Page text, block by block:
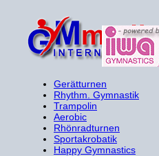
Gerätturnen
Rhythm. Gymnastik
Trampolin
Aerobic
Rhönradturnen
Sportakrobatik
Happy Gymnastics